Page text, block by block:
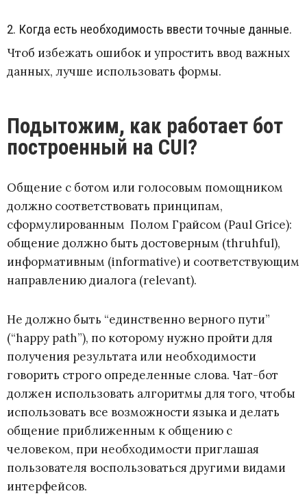
2. Когда есть необходимость ввести точные данные.
Чтоб избежать ошибок и упростить ввод важных
данных, лучше использовать формы.
Подытожим, как работает бот
построенный на CUI?
Общение с ботом или голосовым помощником
должно соответствовать принципам,
сформулированным Полом Грайсом (Paul Grice):
общение должно быть достоверным (thruhful),
информативным (informative) и соответствующим
направлению диалога (relevant).
Не должно быть “единственно верного пути”
(“happy path”), по которому нужно пройти для
получения результата или необходимости
говорить строго определенные слова. Чат-бот
должен использовать алгоритмы для того, чтобы
использовать все возможности языка и делать
общение приближенным к общению с
человеком, при необходимости приглашая
пользователя воспользоваться другими видами
интерфейсов.